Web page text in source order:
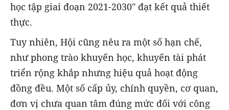
học tập giai đoạn 2021-2030" đạt kết quả thiết
thực.
Tuy nhiên, Hội cũng nêu ra một số hạn chế,
như phong trào khuyến học, khuyến tài phát
triển rộng khắp nhưng hiệu quả hoạt động
đồng đều. Một số cấp ủy, chính quyền, cơ quan,
đơn vị chưa quan tâm đúng mức đối với công